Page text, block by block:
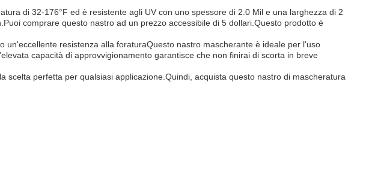
di 32-176°F ed è resistente agli UV con uno spessore di 2.0 Mil e una larghezza di 2
comprare questo nastro ad un prezzo accessibile di 5 dollari.Questo prodotto è
resistenza alla foraturaQuesto nastro mascherante è ideale per l'uso
capacità di approvvigionamento garantisce che non finirai di scorta in breve
perfetta per qualsiasi applicazione.Quindi, acquista questo nastro di mascheratura